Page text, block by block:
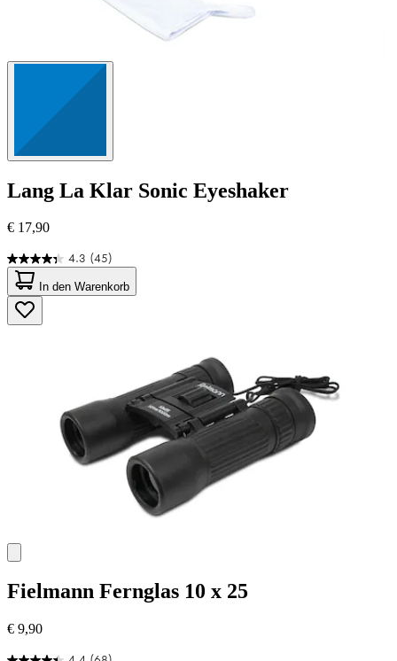
Lang La Klar Sonic Eyeshaker
€ 17,90
4.3 (45)
4.3
von
5
Sternen.
45
In den Warenkorb
Fielmann Fernglas 10 x 25
€ 9,90